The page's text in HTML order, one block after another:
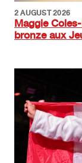
2 AUGUST 2026
Maggie
bronze aux